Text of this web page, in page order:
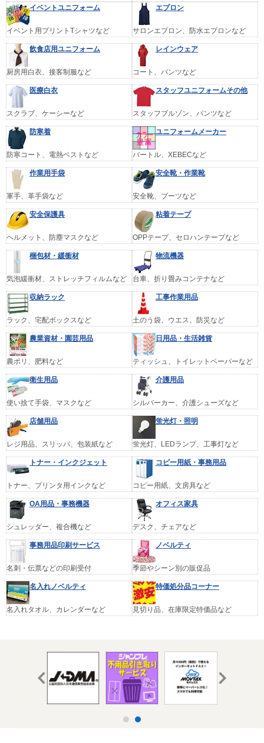
イベントユニフォーム
イベント用プリントTシャツなど
エプロン
サロンエプロン、防水エプロンなど
飲食店用ユニフォーム
厨房用白衣、接客制服など
レインウェア
コート、パンツなど
医療白衣
スクラブ、ケーシーなど
スタッフユニフォームその他
スタッフブルゾン、パンツなど
防寒着
防寒コート、電熱ベストなど
ユニフォームメーカー
バートル、XEBECなど
作業用手袋
軍手、革手袋など
安全靴・作業靴
安全靴、ブーツなど
安全保護具
ヘルメット、防塵マスクなど
粘着テープ
OPPテープ、セロハンテープなど
梱包材・緩衝材
気泡緩衝材、ストレッチフィルムなど
物流機器
台車、折り畳みコンテナなど
収納ラック
ラック、宅配ボックスなど
工事作業用品
土のう袋、ウエス、防災など
農業資材・園芸用品
農ポリ、肥料など
日用品・生活雑貨
ティッシュ、トイレットペーパーなど
衛生用品
使い捨て手袋、マスクなど
介護用品
シルバーカー、介護シューズなど
店舗用品
レジ用品、スリッパ、包装紙など
蛍光灯・照明
蛍光灯、LEDランプ、工事灯など
トナー・インクジェット
トナー、プリンタ用インクなど
コピー用紙・事務用品
コピー用紙、文房具など
OA用品・事務機器
シュレッダー、複合機など
オフィス家具
デスク、チェアなど
事務用品印刷サービス
名刺・伝票などの印刷受付
ノベルティ
季節やシーン別の販促品
名入れノベルティ
名入れタオル、カレンダーなど
特価処分品コーナー
見切り品、在庫限定特価品など